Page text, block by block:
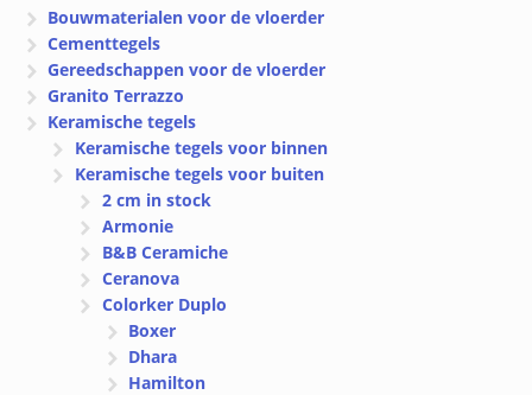
Bouwmaterialen voor de vloerder
Cementtegels
Gereedschappen voor de vloerder
Granito Terrazzo
Keramische tegels
Keramische tegels voor binnen
Keramische tegels voor buiten
2 cm in stock
Armonie
B&B Ceramiche
Ceranova
Colorker Duplo
Boxer
Dhara
Hamilton